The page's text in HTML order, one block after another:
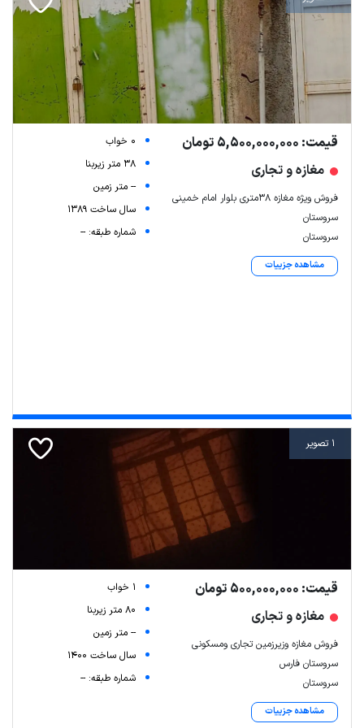
قیمت: 5,500,000,000 تومان
مغازه و تجاری
فروش ویژه مغازه ۳۸متری بلوار امام خمینی
سروستان
سروستان
مشاهده جزییات
0 خواب
38 متر زیربنا
-- متر زمین
سال ساخت 1389
شماره طبقه: --
1 تصویر
قیمت: 500,000,000 تومان
مغازه و تجاری
فروش مغازه وزیرزمین تجاری ومسکونی
سروستان فارس
سروستان
مشاهده جزییات
1 خواب
80 متر زیربنا
-- متر زمین
سال ساخت 1400
شماره طبقه: --